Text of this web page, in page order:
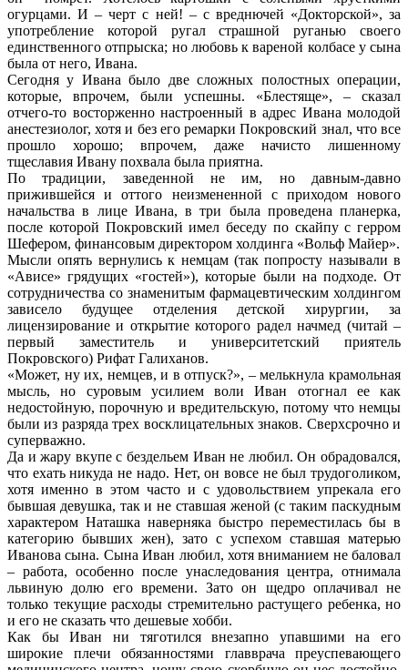
огурцами. И – черт с ней! – с вреднючей «Докторской», за
употребление которой ругал страшной руганью своего
единственного отпрыска; но любовь к вареной колбасе у сына
была от него, Ивана.
Сегодня у Ивана было две сложных полостных операции,
которые, впрочем, были успешны. «Блестяще», – сказал
отчего-то восторженно настроенный в адрес Ивана молодой
анестезиолог, хотя и без его ремарки Покровский знал, что все
прошло хорошо; впрочем, даже начисто лишенному
тщеславия Ивану похвала была приятна.
По традиции, заведенной не им, но давным-давно
прижившейся и оттого неизмененной с приходом нового
начальства в лице Ивана, в три была проведена планерка,
после которой Покровский имел беседу по скайпу с герром
Шефером, финансовым директором холдинга «Вольф Майер».
Мысли опять вернулись к немцам (так попросту называли в
«Ависе» грядущих «гостей»), которые были на подходе. От
сотрудничества со знаменитым фармацевтическим холдингом
зависело будущее отделения детской хирургии, за
лицензирование и открытие которого радел начмед (читай –
первый заместитель и университетский приятель
Покровского) Рифат Галиханов.
«Может, ну их, немцев, и в отпуск?», – мелькнула крамольная
мысль, но суровым усилием воли Иван отогнал ее как
недостойную, порочную и вредительскую, потому что немцы
были из разряда трех восклицательных знаков. Сверхсрочно и
суперважно.
Да и жару вкупе с бездельем Иван не любил. Он обрадовался,
что ехать никуда не надо. Нет, он вовсе не был трудоголиком,
хотя именно в этом часто и с удовольствием упрекала его
бывшая девушка, так и не ставшая женой (с таким паскудным
характером Наташка наверняка быстро переместилась бы в
категорию бывших жен), зато с успехом ставшая матерью
Иванова сына. Сына Иван любил, хотя вниманием не баловал
– работа, особенно после унаследования центра, отнимала
львиную долю его времени. Зато он щедро оплачивал не
только текущие расходы стремительно растущего ребенка, но
и его не сказать что дешевые хобби.
Как бы Иван ни тяготился внезапно упавшими на его
широкие плечи обязанностями главврача преуспевающего